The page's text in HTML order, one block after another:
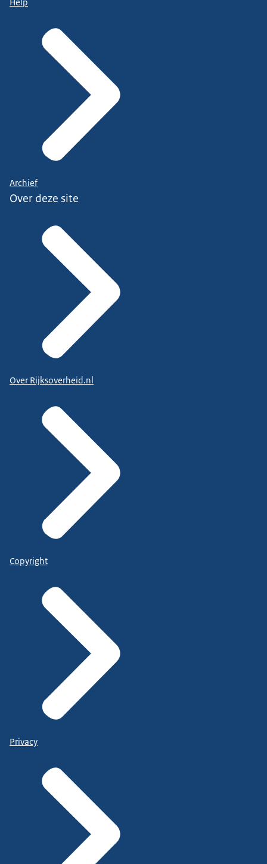
Archief
Over deze site
Over Rijksoverheid.nl
Copyright
Privacy